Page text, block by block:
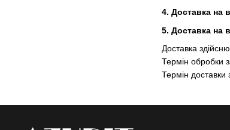
4. Доставка на
5. Доставка на
Доставка
Термін обробки
Термін доставки